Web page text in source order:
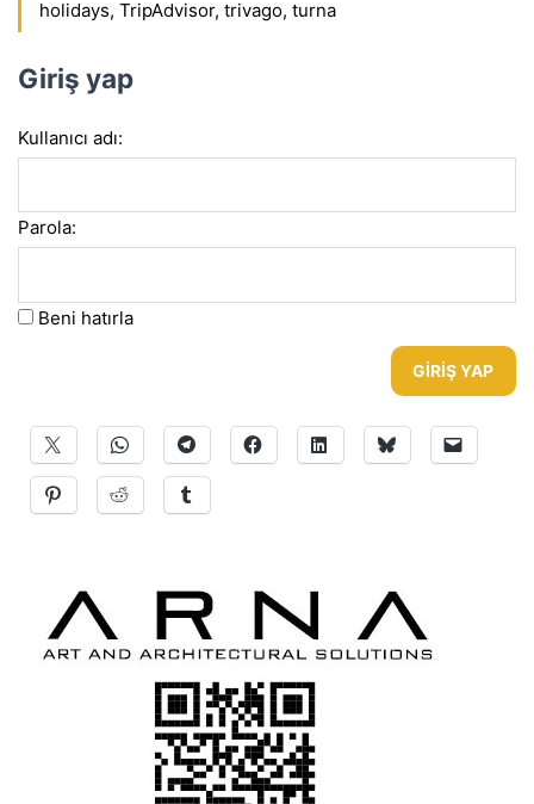
holidays, TripAdvisor, trivago, turna
Giriş yap
Kullanıcı adı:
Parola:
Beni hatırla
GIRIŞ YAP